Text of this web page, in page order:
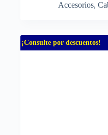
Accesorios,
¡Consulte por descuentos!